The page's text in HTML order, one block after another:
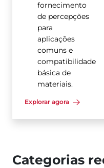
fornecimento
de percepções
para
aplicações
comuns e
compatibilidade
básica de
materiais.
Explorar agora
Categorias